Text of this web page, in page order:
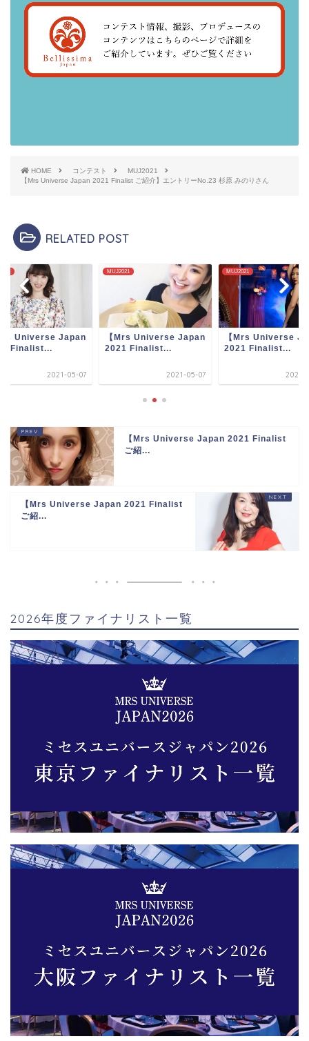
HOME コンテスト
MUJ2021
【Mrs Universe Japan 2021 Finalist ご紹介】エントリーNo.23 杉原 みのりさん
RELATED POST
Universe Japan
Finalist...
2021-05-07
MUJ2021
【Mrs Universe Japan
2021 Finalist...
2021-05-07
MUJ2021
【Mrs Universe
2021 Finalist...
2021-
【Mrs Universe Japan 2021 Finalist
ご紹...
【Mrs Universe Japan 2021 Finalist
ご紹...
2026年度ファイナリスト一覧